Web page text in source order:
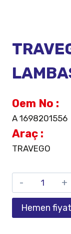
Oem No :
A 1698201556
Araç :
TRAVEGO
Hemen